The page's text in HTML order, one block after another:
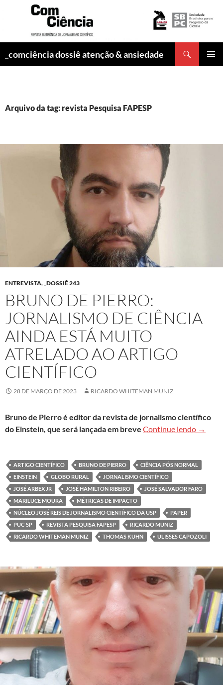
_comciência dossiê atenção & ansiedade
Arquivo da tag: revista Pesquisa FAPESP
ENTREVISTA, _DOSSIÊ 243
BRUNO DE PIERRO:
JORNALISMO DE CIÊNCIA
AINDA ESTÁ MUITO
ATRELADO AO ARTIGO
CIENTÍFICO
28 DE MARÇO DE 2023 RICARDO WHITEMAN MUNIZ
Bruno de Pierro é editor da revista de jornalismo científico
do Einstein, que será lançada em breve Continue lendo Bruno
→
ARTIGO CIENTÍFICO BRUNO DE PIERRO
CIÊNCIA PÓS NORMAL
EINSTEIN
GLOBO RURAL
JORNALISMO CIENTÍFICO
JOSÉ ARBEX JR
JOSÉ HAMILTON RIBEIRO
JOSÉ SALVADOR FARO
MARILUCE MOURA
MÉTRICAS DE IMPACTO
NÚCLEO JOSÉ REIS DE JORNALISMO CIENTÍFICO DA USP
PAPER
PUC-SP
REVISTA PESQUISA FAPESP
RICARDO MUNIZ
RICARDO WHITEMAN MUNIZ
THOMAS KUHN ULISSES CAPOZOLI